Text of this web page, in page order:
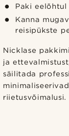
Paki eelõhtul
Kanna
reisipükste
Nicklase
ja
säilitada
riietusvõimalusi.